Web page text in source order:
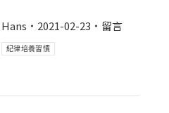
Hans 2021-02-23
留言
紀律培養習慣